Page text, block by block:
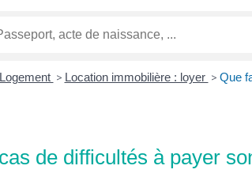
LA
Logement > Location immobilière : loyer > Que
de difficultés à payer